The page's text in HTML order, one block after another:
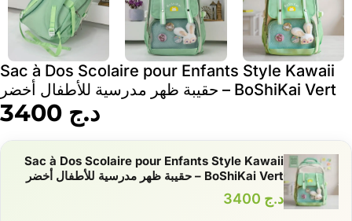
Sac à Dos Scolaire pour Enfants Style Kawaii
BoShiKai Vert – حقيبة ظهر مدرسية للأطفال أخضر
د.ج
Sac à Dos Scolaire pour Enfants Style Kawaii
BoShiKai Vert – حقيبة ظهر مدرسية للأطفال أخضر
د.ج